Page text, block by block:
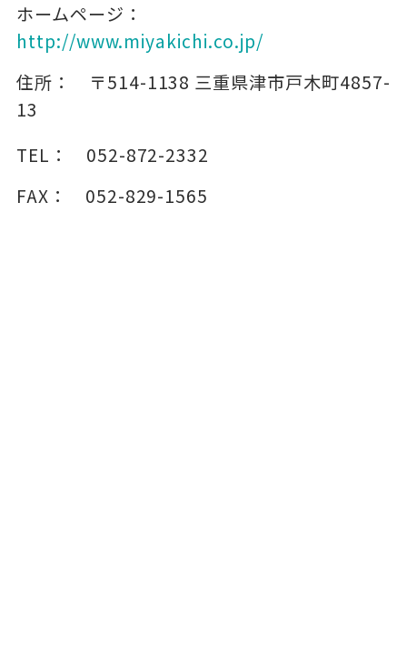
ホームページ：
http://www.miyakichi.co.jp/
住所：
〒514-1138 三重県津市戸木町4857-
13
TEL：
052-872-2332
FAX：
052-829-1565